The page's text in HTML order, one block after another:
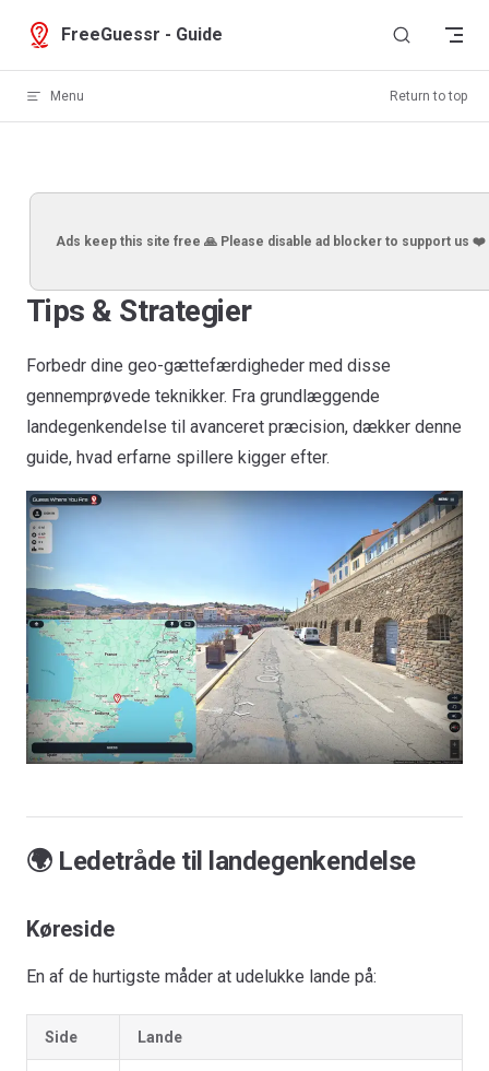
Skip to content
FreeGuessr - Guide
Menu Return to top
Ads keep this site free 🙏 Please disable ad blocker to support us ❤️
Tips & Strategier
Forbedr dine geo-gættefærdigheder med disse
gennemprøvede teknikker. Fra grundlæggende
landegenkendelse til avanceret præcision, dækker denne
guide, hvad erfarne spillere kigger efter.
🌍 Ledetråde til landegenkendelse
Køreside
En af de hurtigste måder at udelukke lande på:
Side Lande